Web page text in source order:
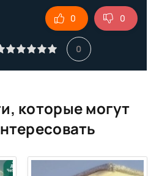
0
0 0
которые могут